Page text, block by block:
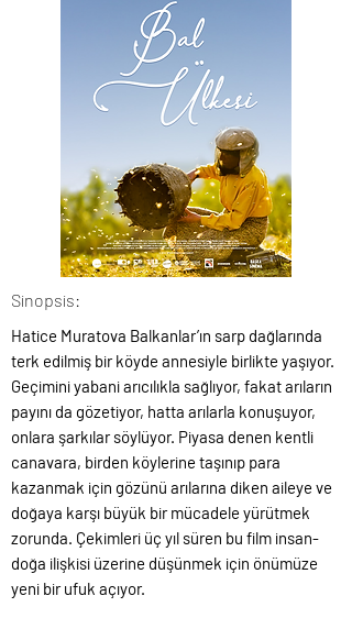
Sinopsis:
Hatice Muratova Balkanlar’ın sarp dağlarında
terk edilmiş bir köyde annesiyle birlikte yaşıyor.
Geçimini yabani arıcılıkla sağlıyor, fakat arıların
payını da gözetiyor, hatta arılarla konuşuyor,
onlara şarkılar söylüyor. Piyasa denen kentli
canavara, birden köylerine taşınıp para
kazanmak için gözünü arılarına diken aileye ve
doğaya karşı büyük bir mücadele yürütmek
zorunda. Çekimleri üç yıl süren bu film insan-
doğa ilişkisi üzerine düşünmek için önümüze
yeni bir ufuk açıyor.